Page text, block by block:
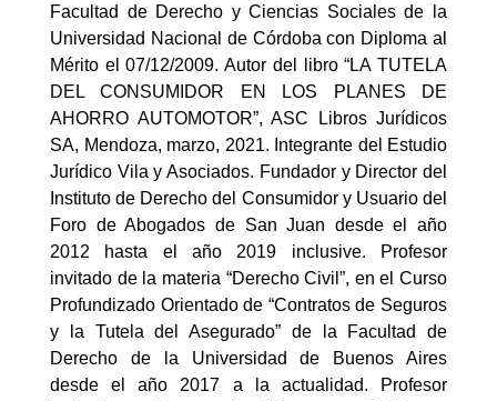
Facultad de Derecho y Ciencias Sociales de la
Universidad Nacional de Córdoba con Diploma al
Mérito el 07/12/2009. Autor del libro “LA TUTELA
DEL CONSUMIDOR EN LOS PLANES DE
AHORRO AUTOMOTOR”, ASC Libros Jurídicos
SA, Mendoza, marzo, 2021. Integrante del Estudio
Jurídico Vila y Asociados. Fundador y Director del
Instituto de Derecho del Consumidor y Usuario del
Foro de Abogados de San Juan desde el año
2012 hasta el año 2019 inclusive. Profesor
invitado de la materia “Derecho Civil”, en el Curso
Profundizado Orientado de “Contratos de Seguros
y la Tutela del Asegurado” de la Facultad de
Derecho de la Universidad de Buenos Aires
desde el año 2017 a la actualidad. Profesor